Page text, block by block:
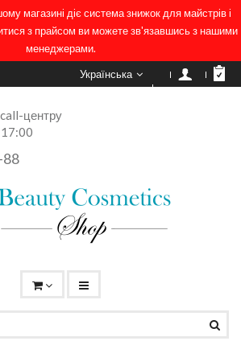
магазині діє система знижок для майстрів і
з прайсом ви можете зв'язавшись з нашими
менеджерами.
Українська
центру
88